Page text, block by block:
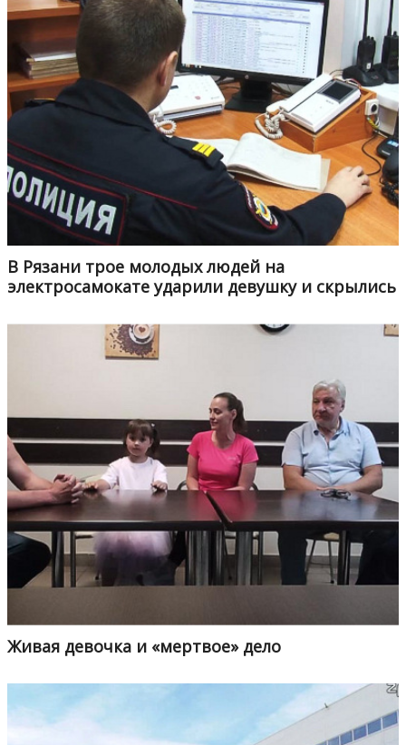
В Рязани трое молодых людей на
электросамокате ударили девушку и скрылись
Живая девочка и «мертвое» дело